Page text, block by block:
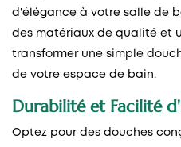
d'élégance à votre salle de
des matériaux de qualité et
transformer une simple
de votre espace de bain.
Durabilité et Facilité
Optez pour des douches